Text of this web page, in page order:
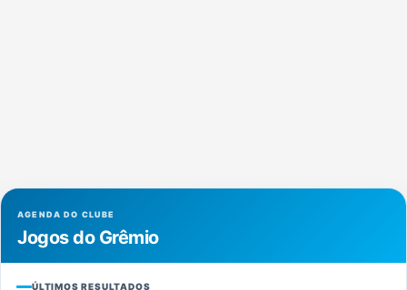
AGENDA DO CLUBE
Jogos do Grêmio
ÚLTIMOS RESULTADOS